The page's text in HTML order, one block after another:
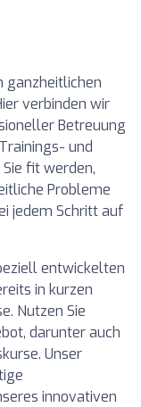
ganzheitlichen
verbinden wir
Betreuung
und
fit werden,
Probleme
jedem Schritt auf
entwickelten
in kurzen
Nutzen Sie
darunter auch
Unser
innovativen